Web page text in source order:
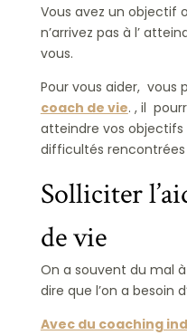
Vous avez un objectif
n’arrivez pas à l’
vous.
Pour vous aider,
coach de vie. , il
atteindre vos
difficultés
Solliciter
de vie
On a souvent du mal
dire que l’on a besoin
Avec du coaching